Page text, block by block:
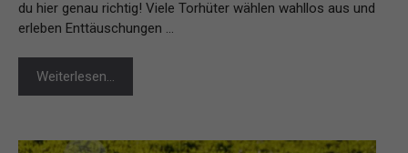
du hier genau richtig! Viele Torhüter wählen wahllos aus und
erleben Enttäuschungen …
Weiterlesen…